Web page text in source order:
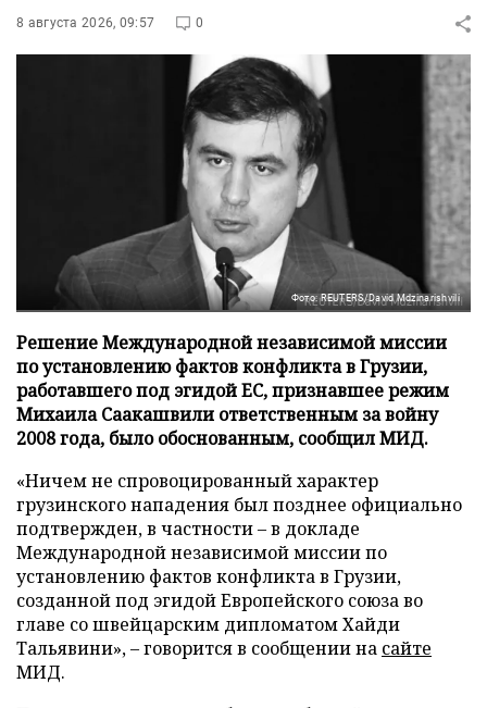
8 августа 2026, 09:57 0
Фото: REUTERS/David Mdzinarishvili
Решение Международной независимой миссии
по установлению фактов конфликта в Грузии,
работавшего под эгидой ЕС, признавшее режим
Михаила Саакашвили ответственным за войну
2008 года, было обоснованным, сообщил МИД.
«Ничем не спровоцированный характер
грузинского нападения был позднее официально
подтвержден, в частности – в докладе
Международной независимой миссии по
установлению фактов конфликта в Грузии,
созданной под эгидой Европейского союза во
главе со швейцарским дипломатом Хайди
Тальявини», – говорится в сообщении на сайте
МИД.